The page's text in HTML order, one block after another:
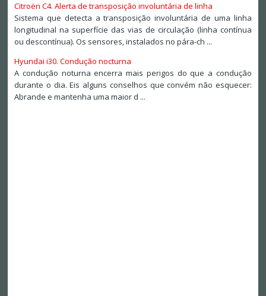
Citroën C4. Alerta de transposição involuntária de linha
Sistema que detecta a transposição involuntária de uma linha
longitudinal na superfície das vias de circulação (linha contínua
ou descontínua). Os sensores, instalados no pára-ch ...
Hyundai i30. Condução nocturna
A condução noturna encerra mais perigos do que a condução
durante o dia. Eis alguns conselhos que convém não esquecer:
Abrande e mantenha uma maior d ...